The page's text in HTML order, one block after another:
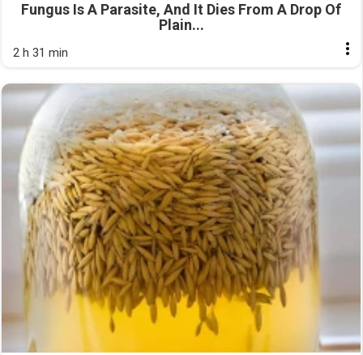
Fungus Is A Parasite, And It Dies From A Drop Of
Plain...
2 h 31 min